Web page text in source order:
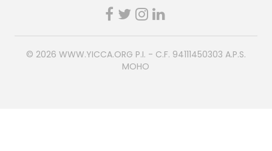
© 2026 WWW.YICCA.ORG P.I. - C.F. 94111450303 A.P.S.
MOHO